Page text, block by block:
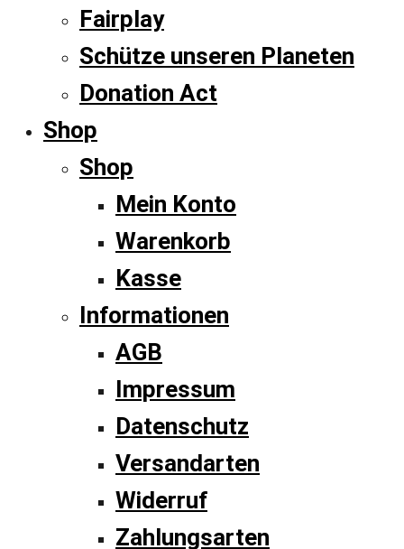
Fairplay
Schütze unseren Planeten
Donation Act
Shop
Shop
Mein Konto
Warenkorb
Kasse
Informationen
AGB
Impressum
Datenschutz
Versandarten
Widerruf
Zahlungsarten